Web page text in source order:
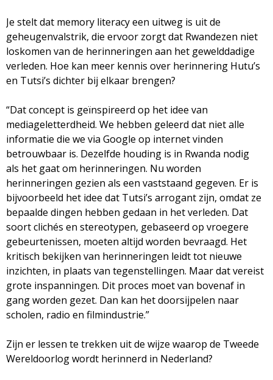
Je stelt dat memory literacy een uitweg is uit de
geheugenvalstrik, die ervoor zorgt dat Rwandezen niet
loskomen van de herinneringen aan het gewelddadige
verleden. Hoe kan meer kennis over herinnering Hutu’s
en Tutsi’s dichter bij elkaar brengen?
“Dat concept is geïnspireerd op het idee van
mediageletterdheid. We hebben geleerd dat niet alle
informatie die we via Google op internet vinden
betrouwbaar is. Dezelfde houding is in Rwanda nodig
als het gaat om herinneringen. Nu worden
herinneringen gezien als een vaststaand gegeven. Er is
bijvoorbeeld het idee dat Tutsi’s arrogant zijn, omdat ze
bepaalde dingen hebben gedaan in het verleden. Dat
soort clichés en stereotypen, gebaseerd op vroegere
gebeurtenissen, moeten altijd worden bevraagd. Het
kritisch bekijken van herinneringen leidt tot nieuwe
inzichten, in plaats van tegenstellingen. Maar dat vereist
grote inspanningen. Dit proces moet van bovenaf in
gang worden gezet. Dan kan het doorsijpelen naar
scholen, radio en filmindustrie.”
Zijn er lessen te trekken uit de wijze waarop de Tweede
Wereldoorlog wordt herinnerd in Nederland?